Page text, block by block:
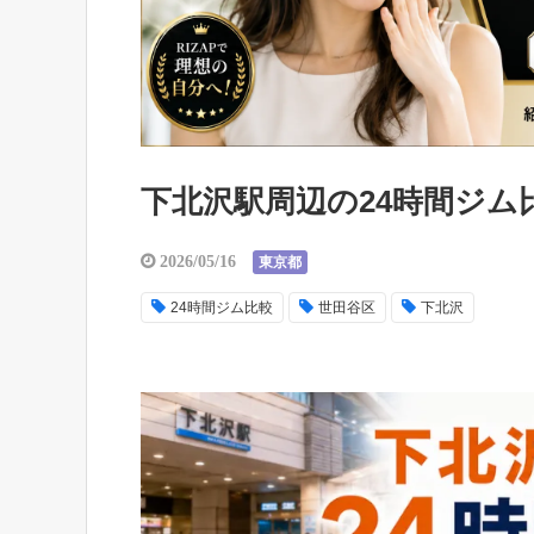
下北沢駅周辺の24時間ジム
2026/05/16 東京都
24時間ジム比較 世田谷区 下北沢